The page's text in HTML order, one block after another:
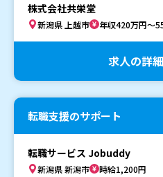
株式会社共栄堂
新潟県 上越市 年収420万円～
求人の詳
転職支援のサポート
転職サービス Jobuddy
新潟県 新潟市 時給1,200円